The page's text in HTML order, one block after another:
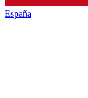
España